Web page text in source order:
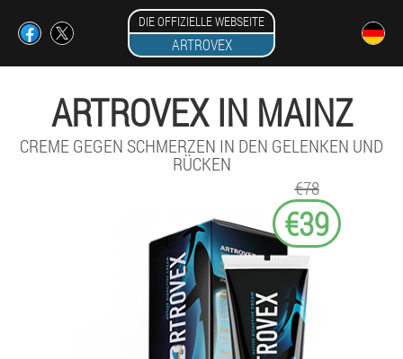
DIE OFFIZIELLE WEBSEITE
ARTROVEX
ARTROVEX IN MAINZ
CREME GEGEN SCHMERZEN IN DEN GELENKEN UND
RÜCKEN
€78
€39